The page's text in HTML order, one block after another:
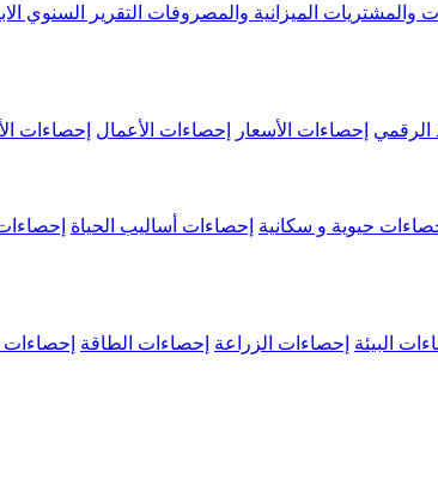
والمشتريات الميزانية والمصروفات التقرير السنوي
الرقمي إحصاءات الأسعار إحصاءات الأعمال إحصاءات
حيوية و سكانية إحصاءات أساليب الحياة
البيئة إحصاءات الزراعة إحصاءات الطاقة إحصاءات